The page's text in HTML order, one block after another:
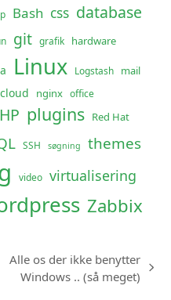
Bash css database
git grafik hardware
Linux Logstash mail
nginx office
plugins Red Hat
SSH søgning themes
video virtualisering
Zabbix
Alle os der ikke benytter
Windows .. (så meget)